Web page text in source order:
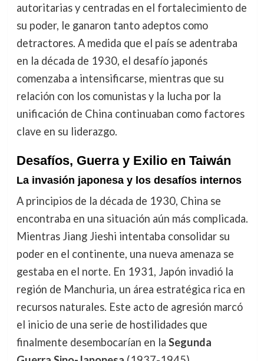
autoritarias y centradas en el fortalecimiento de
su poder, le ganaron tanto adeptos como
detractores. A medida que el país se adentraba
en la década de 1930, el desafío japonés
comenzaba a intensificarse, mientras que su
relación con los comunistas y la lucha por la
unificación de China continuaban como factores
clave en su liderazgo.
Desafíos, Guerra y Exilio en Taiwán
La invasión japonesa y los desafíos internos
A principios de la década de 1930, China se
encontraba en una situación aún más complicada.
Mientras Jiang Jieshi intentaba consolidar su
poder en el continente, una nueva amenaza se
gestaba en el norte. En 1931, Japón invadió la
región de Manchuria, un área estratégica rica en
recursos naturales. Este acto de agresión marcó
el inicio de una serie de hostilidades que
finalmente desembocarían en la Segunda